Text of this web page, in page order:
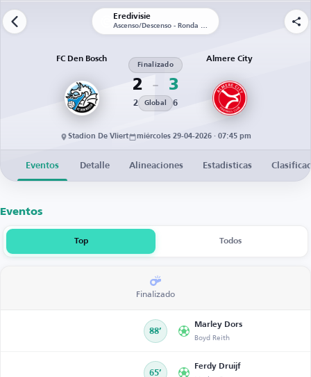
Eredivisie
Ascenso/Descenso - Ronda 1 - Partido de ida
FC Den Bosch
2
Finalizado
3
2 Global 6
Almere City
Stadion De Vliert miércoles 29-04-2026 · 07:45 pm
Eventos Detalle Alineaciones Estadísticas
Eventos
Top Todos
Finalizado
88’
Marley Dors
Boyd Reith
65’
Ferdy Druijf